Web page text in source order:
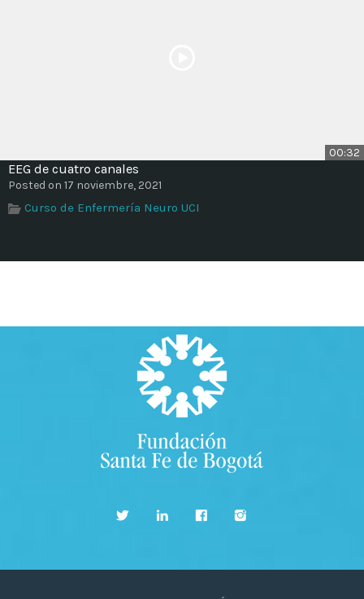
00:32
EEG de cuatro canales
Posted on 17 noviembre, 2021
Curso de Enfermería Neuro UCI